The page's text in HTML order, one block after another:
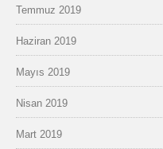
Temmuz 2019
Haziran 2019
Mayıs 2019
Nisan 2019
Mart 2019